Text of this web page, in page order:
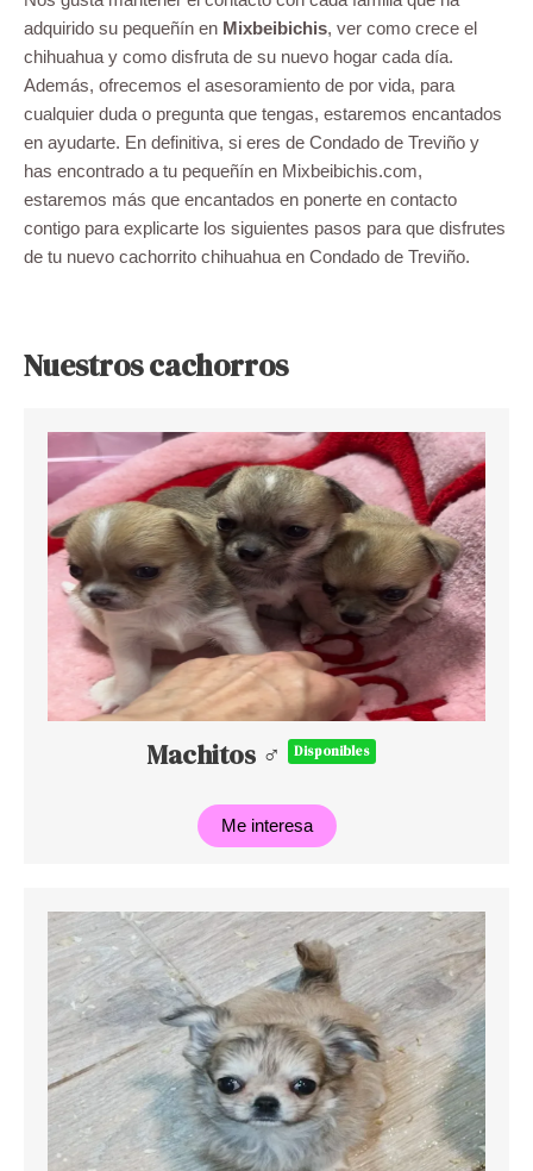
adquirido su pequeñín en Mixbeibichis, ver como crece el
chihuahua y como disfruta de su nuevo hogar cada día.
Además, ofrecemos el asesoramiento de por vida, para
cualquier duda o pregunta que tengas, estaremos encantados
en ayudarte. En definitiva, si eres de Condado de Treviño y
has encontrado a tu pequeñín en Mixbeibichis.com,
estaremos más que encantados en ponerte en contacto
contigo para explicarte los siguientes pasos para que disfrutes
de tu nuevo cachorrito chihuahua en Condado de Treviño.
Nuestros cachorros
Machitos ♂ Disponibles
Me interesa